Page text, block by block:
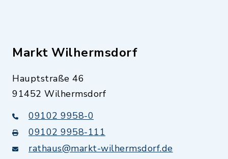
Markt Wilhermsdorf
Hauptstraße 46
91452 Wilhermsdorf
09102 9958-0
09102 9958-111
rathaus@markt-wilhermsdorf.de